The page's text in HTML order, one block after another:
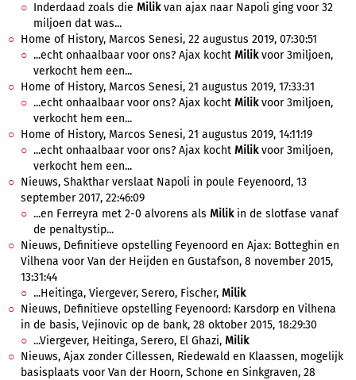
Inderdaad zoals die Milikvan ajax naar Napoli ging voor 32
miljoen dat was...
Home of History, Marcos Senesi, 22 augustus 2019, 07:30:51
...echt onhaalbaar voor ons? Ajax kocht Milikvoor 3miljoen,
verkocht hem een...
Home of History, Marcos Senesi, 21 augustus 2019, 17:33:31
...echt onhaalbaar voor ons? Ajax kocht Milikvoor 3miljoen,
verkocht hem een...
Home of History, Marcos Senesi, 21 augustus 2019, 14:11:19
...echt onhaalbaar voor ons? Ajax kocht Milikvoor 3miljoen,
verkocht hem een...
Nieuws, Shakthar verslaat Napoli in poule Feyenoord, 13
september 2017, 22:46:09
...en Ferreyra met 2-0 alvorens als Milikin de slotfase vanaf
de penaltystip...
Nieuws, Definitieve opstelling Feyenoord en Ajax: Botteghin en
Vilhena voor Van der Heijden en Gustafson, 8 november 2015,
13:31:44
...Heitinga, Viergever, Serero, Fischer, Milik
Nieuws, Definitieve opstelling Feyenoord: Karsdorp en Vilhena
in de basis, Vejinovic op de bank, 28 oktober 2015, 18:29:30
...Viergever, Heitinga, Serero, El Ghazi, Milik
Nieuws, Ajax zonder Cillessen, Riedewald en Klaassen, mogelijk
basisplaats voor Van der Hoorn, Schone en Sinkgraven, 28